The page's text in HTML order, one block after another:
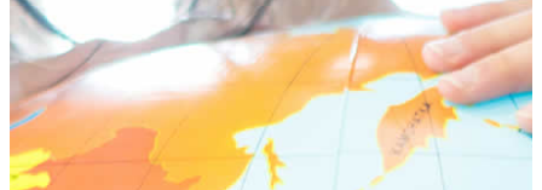
五反田ブログ 小学生コース
五反田ブログ 中学生コース
荻窪ブログ
下高井戸ブログ
立川ブログ
恵比寿ブログ